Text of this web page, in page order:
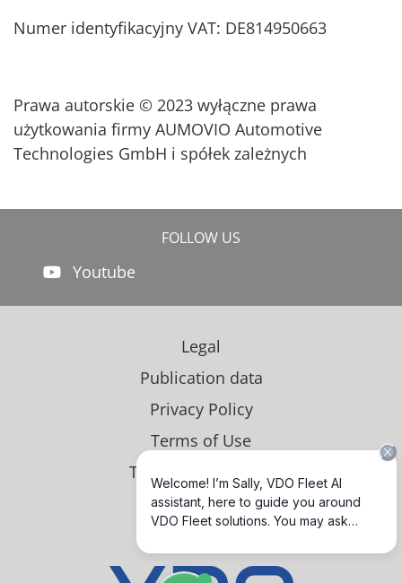
Numer identyfikacyjny VAT: DE814950663
Prawa autorskie © 2023 wyłączne prawa
użytkowania firmy AUMOVIO Automotive
Technologies GmbH i spółek zależnych
FOLLOW US
Youtube
Legal
Publication data
Privacy Policy
Terms of Use
Third Party License
GNSS & DSRC